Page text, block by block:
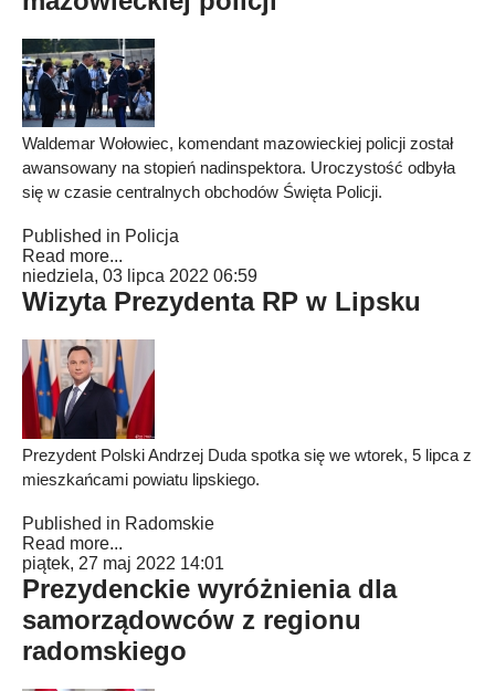
Waldemar Wołowiec, komendant mazowieckiej policji został
awansowany na stopień nadinspektora. Uroczystość odbyła
się w czasie centralnych obchodów Święta Policji.
Published in Policja
Read more...
niedziela, 03 lipca 2022 06:59
Wizyta Prezydenta RP w Lipsku
Prezydent Polski Andrzej Duda spotka się we wtorek, 5 lipca z
mieszkańcami powiatu lipskiego.
Published in Radomskie
Read more...
piątek, 27 maj 2022 14:01
Prezydenckie wyróżnienia dla
samorządowców z regionu
radomskiego